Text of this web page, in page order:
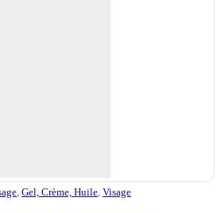
Gel, Crème, Huile Visage